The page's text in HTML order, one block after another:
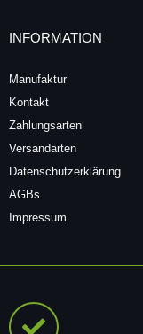
INFORMATION
Manufaktur
Kontakt
Zahlungsarten
Versandarten
Datenschutzerklärung
AGBs
Impressum